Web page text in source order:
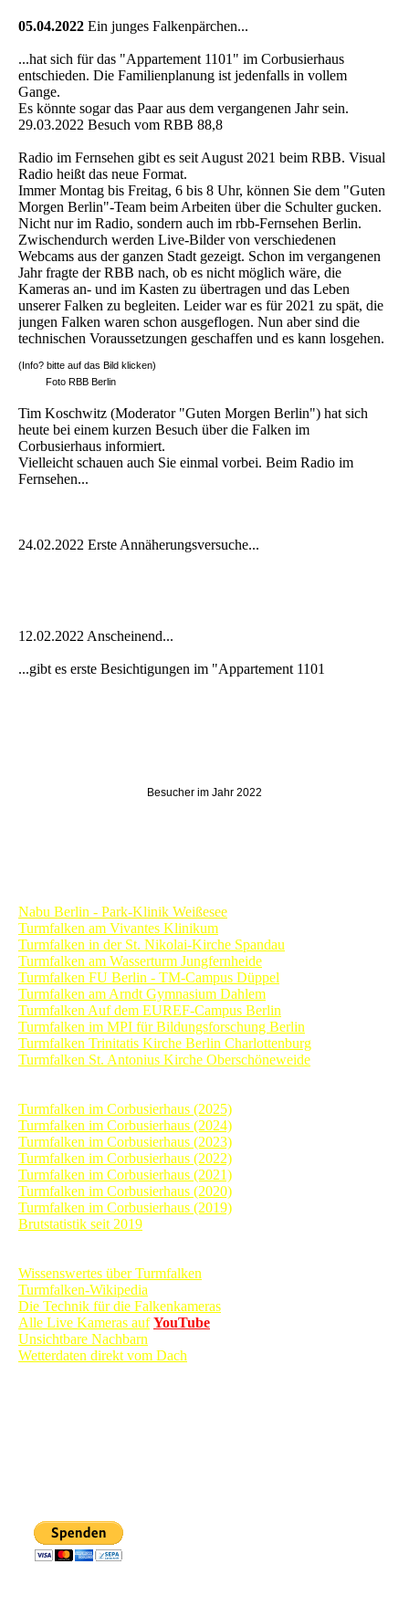
05.04.2022 Ein junges Falkenpärchen...
...hat sich für das "Appartement 1101" im Corbusierhaus
entschieden. Die Familienplanung ist jedenfalls in vollem
Gange.
Es könnte sogar das Paar aus dem vergangenen Jahr sein.
29.03.2022 Besuch vom RBB 88,8
Radio im Fernsehen gibt es seit August 2021 beim RBB. Visual
Radio heißt das neue Format.
Immer Montag bis Freitag, 6 bis 8 Uhr, können Sie dem "Guten
Morgen Berlin"-Team beim Arbeiten über die Schulter gucken.
Nicht nur im Radio, sondern auch im rbb-Fernsehen Berlin.
Zwischendurch werden Live-Bilder von verschiedenen
Webcams aus der ganzen Stadt gezeigt. Schon im vergangenen
Jahr fragte der RBB nach, ob es nicht möglich wäre, die
Kameras an- und im Kasten zu übertragen und das Leben
unserer Falken zu begleiten. Leider war es für 2021 zu spät, die
jungen Falken waren schon ausgeflogen. Nun aber sind die
technischen Voraussetzungen geschaffen und es kann losgehen.
(Info? bitte auf das Bild klicken)
Foto RBB Berlin
Tim Koschwitz (Moderator "Guten Morgen Berlin") hat sich
heute bei einem kurzen Besuch über die Falken im
Corbusierhaus informiert.
Vielleicht schauen auch Sie einmal vorbei. Beim Radio im
Fernsehen...
24.02.2022 Erste Annäherungsversuche...
12.02.2022 Anscheinend...
...gibt es erste Besichtigungen im "Appartement 1101
Besucher im Jahr 2022
Nabu Berlin - Park-Klinik Weißesee
Turmfalken am Vivantes Klinikum
Turmfalken in der St. Nikolai-Kirche Spandau
Turmfalken am Wasserturm Jungfernheide
Turmfalken FU Berlin - TM-Campus Düppel
Turmfalken am Arndt Gymnasium Dahlem
Turmfalken Auf dem EUREF-Campus Berlin
Turmfalken im MPI für Bildungsforschung Berlin
Turmfalken Trinitatis Kirche Berlin Charlottenburg
Turmfalken St. Antonius Kirche Oberschöneweide
Turmfalken im Corbusierhaus (2025)
Turmfalken im Corbusierhaus (2024)
Turmfalken im Corbusierhaus (2023)
Turmfalken im Corbusierhaus (2022)
Turmfalken im Corbusierhaus (2021)
Turmfalken im Corbusierhaus (2020)
Turmfalken im Corbusierhaus (2019)
Brutstatistik seit 2019
Wissenswertes über Turmfalken
Turmfalken-Wikipedia
Die Technik für die Falkenkameras
Alle Live Kameras auf YouTube
Unsichtbare Nachbarn
Wetterdaten direkt vom Dach